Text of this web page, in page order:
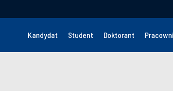
Kandydat Student Doktorant